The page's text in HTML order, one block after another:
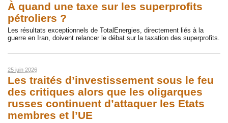
À quand une taxe sur les superprofits
pétroliers ?
Les résultats exceptionnels de TotalEnergies, directement liés à la
guerre en Iran, doivent relancer le débat sur la taxation des superprofits.
25 juin 2026
Les traités d’investissement sous le feu
des critiques alors que les oligarques
russes continuent d’attaquer les Etats
membres et l’UE